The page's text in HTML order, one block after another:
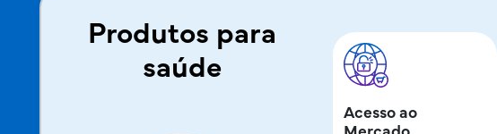
Produtos para
saúde
Acesso ao